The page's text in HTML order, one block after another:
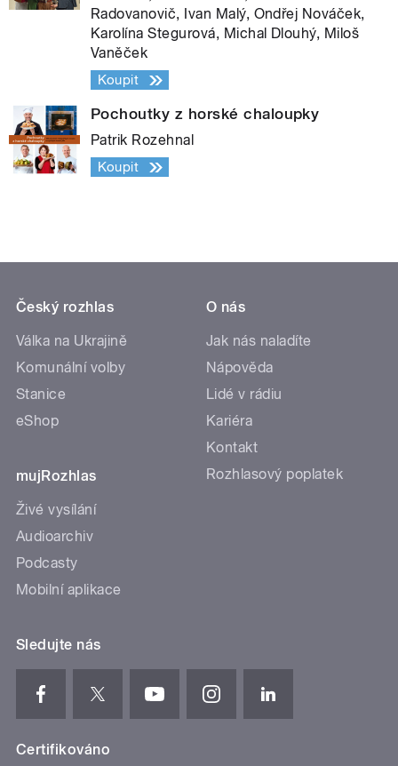
Radovanovič, Ivan Malý, Ondřej Nováček,
Karolína Stegurová, Michal Dlouhý, Miloš
Vaněček
Koupit
Pochoutky z horské chaloupky
Patrik Rozehnal
Koupit
Český rozhlas
Válka na Ukrajině
Komunální volby
Stanice
eShop
mujRozhlas
Živé vysílání
Audioarchiv
Podcasty
Mobilní aplikace
O nás
Jak nás naladíte
Nápověda
Lidé v rádiu
Kariéra
Kontakt
Rozhlasový poplatek
Sledujte nás
Certifikováno